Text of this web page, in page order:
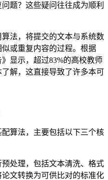
题？这些疑问往往成为顺利
法，将提交的文本与系统数
或重复内容的过程。根据
》显示，超过83%的高校教师
解，这直接导致了许多本可
算法，主要包括以下三个核
处理，包括文本清洗、格式
文转换为可供比对的标准化